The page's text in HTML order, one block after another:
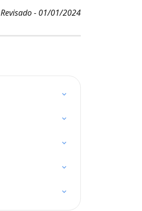
Revisado - 01/01/2024